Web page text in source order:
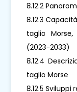
8.12.2
8.12.3
taglio
(2023-2033)
8.12.4
taglio Morse
8.12.5